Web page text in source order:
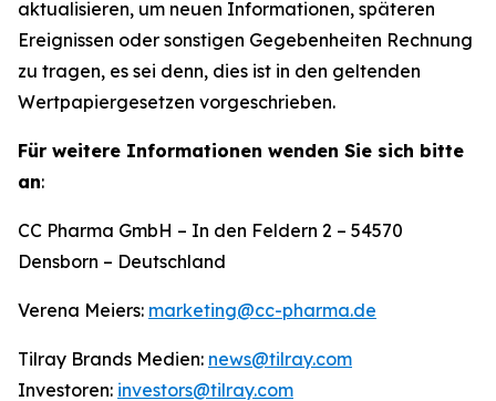
aktualisieren, um neuen Informationen, späteren
Ereignissen oder sonstigen Gegebenheiten Rechnung
zu tragen, es sei denn, dies ist in den geltenden
Wertpapiergesetzen vorgeschrieben.
Für weitere Informationen wenden Sie sich bitte
an:
CC Pharma GmbH – In den Feldern 2 – 54570
Densborn – Deutschland
Verena Meiers: marketing@cc-pharma.de
Tilray Brands Medien: news@tilray.com
Investoren: investors@tilray.com